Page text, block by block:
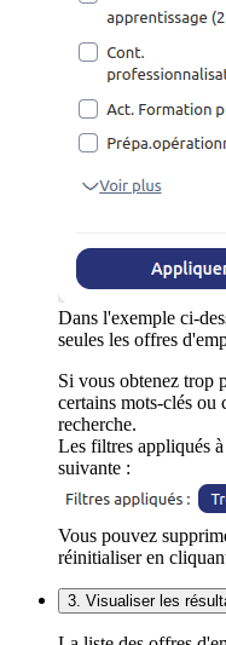
Dans l'exemple ci-
seules les offres
Si vous obtenez trop
certains mots-clés ou
recherche.
Les filtres appliqués
suivante :
Vous pouvez
réinitialiser en
3. Visualiser les